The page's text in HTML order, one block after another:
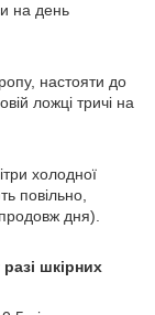
на день
настояти до
ложці тричі на
холодної
повільно,
дня).
шкірних